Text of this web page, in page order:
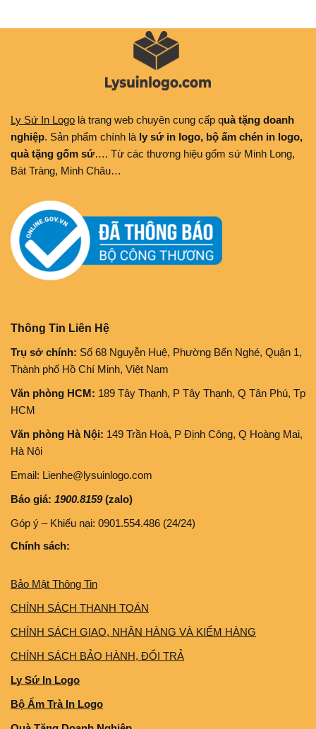
Ly Sứ In Logo là trang web chuyên cung cấp quà tặng doanh
nghiệp. Sản phẩm chính là ly sứ in logo, bộ ấm chén in logo,
quà tặng gốm sứ…. Từ các thương hiệu gốm sứ Minh Long,
Bát Tràng, Minh Châu…
Thông Tin Liên Hệ
Trụ sở chính: Số 68 Nguyễn Huệ, Phường Bến Nghé, Quận 1,
Thành phố Hồ Chí Minh, Việt Nam
Văn phòng HCM: 189 Tây Thạnh, P Tây Thạnh, Q Tân Phú, Tp
HCM
Văn phòng Hà Nội: 149 Trần Hoà, P Định Công, Q Hoàng Mai,
Hà Nội
Email: Lienhe@lysuinlogo.com
Báo giá: 1900.8159(zalo)
Góp ý – Khiếu nại: 0901.554.486 (24/24)
Chính sách:
Bảo Mật Thông Tin
CHÍNH SÁCH THANH TOÁN
CHÍNH SÁCH GIAO, NHẬN HÀNG VÀ KIỂM HÀNG
CHÍNH SÁCH BẢO HÀNH, ĐỔI TRẢ
Ly Sứ In Logo
Bộ Ấm Trà In Logo